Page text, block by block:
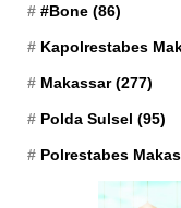
#Bone (86)
Kapolrestabes
Makassar(277)
Polda Sulsel (95)
Polrestabes